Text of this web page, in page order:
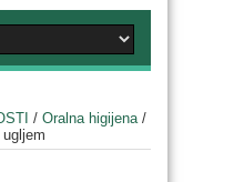
/ Oralna higijena/